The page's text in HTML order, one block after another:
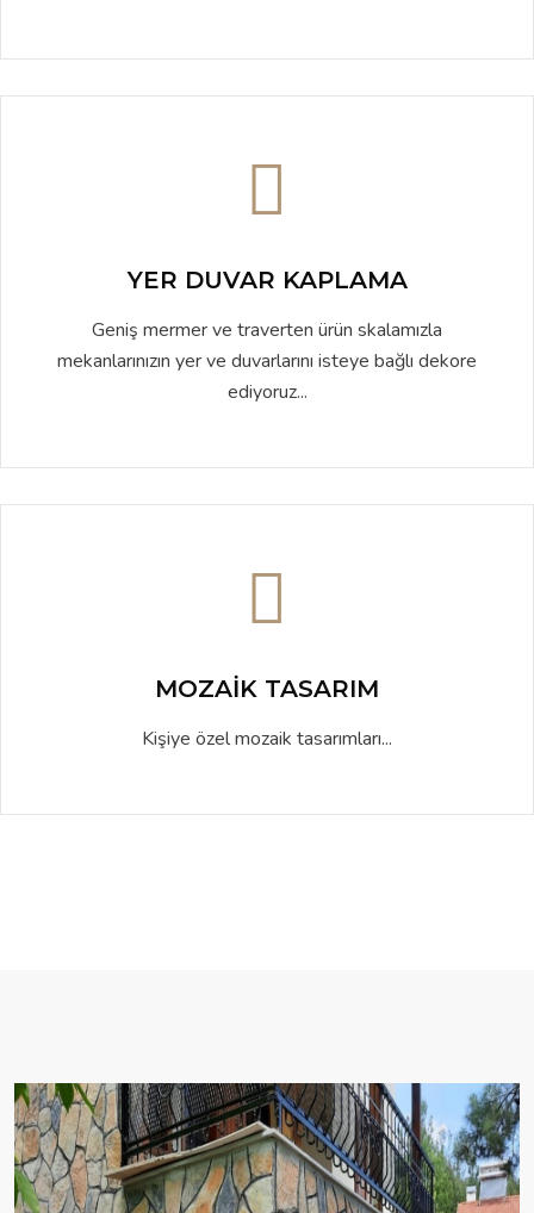
YER DUVAR KAPLAMA
Geniş mermer ve traverten ürün skalamızla
mekanlarınızın yer ve duvarlarını isteye bağlı dekore
ediyoruz...
MOZAIK TASARIM
Kişiye özel mozaik tasarımları...